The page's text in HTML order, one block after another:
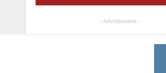
- Advertisement -